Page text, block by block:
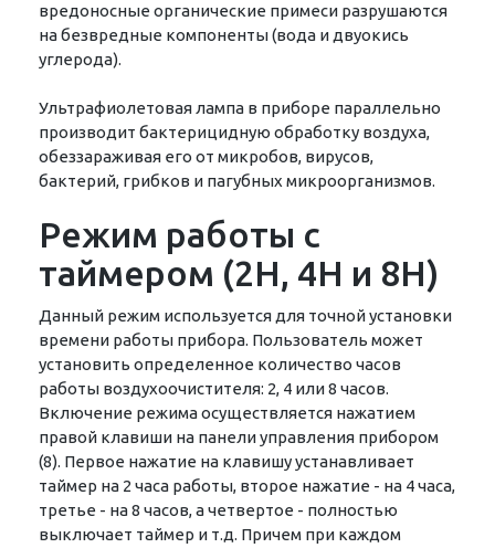
вредоносные органические примеси разрушаются
на безвредные компоненты (вода и двуокись
углерода).
Ультрафиолетовая лампа в приборе параллельно
производит бактерицидную обработку воздуха,
обеззараживая его от микробов, вирусов,
бактерий, грибков и пагубных микроорганизмов.
Режим работы с
таймером (2H, 4H и 8H)
Данный режим используется для точной установки
времени работы прибора. Пользователь может
установить определенное количество часов
работы воздухоочистителя: 2, 4 или 8 часов.
Включение режима осуществляется нажатием
правой клавиши на панели управления прибором
(8). Первое нажатие на клавишу устанавливает
таймер на 2 часа работы, второе нажатие - на 4 часа,
третье - на 8 часов, а четвертое - полностью
выключает таймер и т.д. Причем при каждом